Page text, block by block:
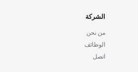
الشركة
من نحن
الوظائف
اتصل